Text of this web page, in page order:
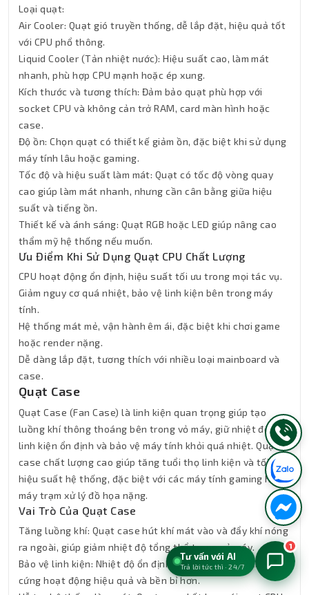
Loại quạt:
Air Cooler: Quạt gió truyền thống, dễ lắp đặt, hiệu quả tốt
với CPU phổ thông.
Liquid Cooler (Tản nhiệt nước): Hiệu suất cao, làm mát
nhanh, phù hợp CPU mạnh hoặc ép xung.
Kích thước và tương thích: Đảm bảo quạt phù hợp với
socket CPU và không cản trở RAM, card màn hình hoặc
case.
Độ ồn: Chọn quạt có thiết kế giảm ồn, đặc biệt khi sử dụng
máy tính lâu hoặc gaming.
Tốc độ và hiệu suất làm mát: Quạt có tốc độ vòng quay
cao giúp làm mát nhanh, nhưng cần cân bằng giữa hiệu
suất và tiếng ồn.
Thiết kế và ánh sáng: Quạt RGB hoặc LED giúp nâng cao
thẩm mỹ hệ thống nếu muốn.
Ưu Điểm Khi Sử Dụng Quạt CPU Chất Lượng
CPU hoạt động ổn định, hiệu suất tối ưu trong mọi tác vụ.
Giảm nguy cơ quá nhiệt, bảo vệ linh kiện bên trong máy
tính.
Hệ thống mát mẻ, vận hành êm ái, đặc biệt khi chơi game
hoặc render nặng.
Dễ dàng lắp đặt, tương thích với nhiều loại mainboard và
case.
Quạt Case
Quạt Case (Fan Case) là linh kiện quan trọng giúp tạo
luồng khí thông thoáng bên trong vỏ máy, giữ nhiệt độ các
linh kiện ổn định và bảo vệ máy tính khỏi quá nhiệt. Quạt
case chất lượng cao giúp tăng tuổi thọ linh kiện và tối ưu
hiệu suất hệ thống, đặc biệt với các máy tính gaming hoặc
máy trạm xử lý đồ họa nặng.
Vai Trò Của Quạt Case
Tăng luồng khí: Quạt case hút khí mát vào và đẩy khí nóng
ra ngoài, giúp giảm nhiệt độ tổng thể trong vỏ máy.
Bảo vệ linh kiện: Nhiệt độ ổn định giúp CPU, GPU, RAM và ổ
cứng hoạt động hiệu quả và bền bỉ hơn.
Trợ lý AI • Phản hồi tức thì
Tư vấn với AI
Trả lời tức thì · 24/7
1